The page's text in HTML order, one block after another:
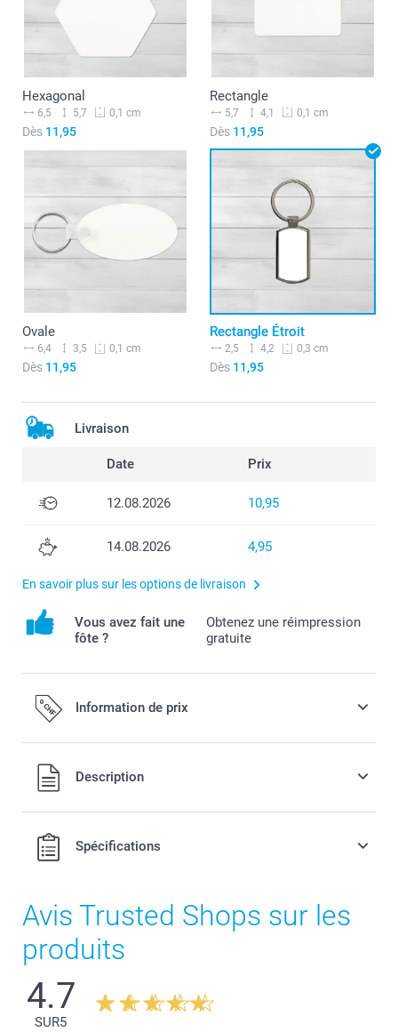
Hexagonal
6,5 5,7 0,1 cm
Dès 11,95
Rectangle
5,7 4,1 0,1 cm
Dès11,95
Ovale
6,4 3,5 0,1 cm
Dès 11,95
Rectangle Étroit
2,5 4,2 0,3 cm
Dès11,95
Livraison
Date Prix
12.08.2026 10,95
14.08.2026 4,95
En savoir plus sur les options de livraison
Vous avez fait une
fôte ?
Obtenez une réimpression
gratuite
Information de prix
Tous les prix sont en francs suisses (CHF), TVA incluse et
hors frais de port.
Description
Spécifications
Avis Trusted Shops sur les
produits
4.7
SUR5